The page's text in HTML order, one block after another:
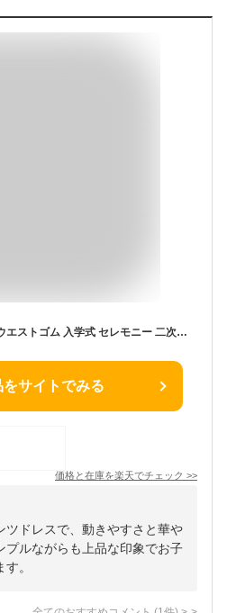
パンツドレス オケージョン ウエストゴム 入学式 セレモニー 二次会 発表会 ドレス お呼ばれ 結婚式 ワイド パンツ お呼ばれ 袖あり パンツスタイル 女子会 体型カバー 七五三 30代 40代 七分袖 20代 ブラック レディース オールインワン
をサイトでみる
価格と在庫を楽天でチェック >>
ツドレスで、動きやすさと華や
プルながらも上品な印象でお子
。